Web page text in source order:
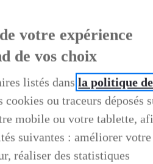
PREFERENCE
DECOUVREZ LES VOITURES
LEXUS PREFERENCE
LEXUS BUSINESS
MOMENT
DE FINANCEMENT
LES PROFESSIONNELS
votre expérience
de vos choix
listés dansla politique
cookies ou traceurs déposés
mobile ou votre tablette,
suivantes : améliorer votre
réaliser des statistiques